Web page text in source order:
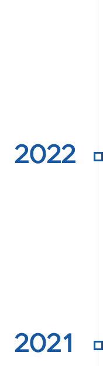
2022
2021